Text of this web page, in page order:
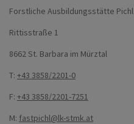
Forstliche Ausbildungsstätte Pichl
Rittisstraße 1
8662 St. Barbara im Mürztal
T: +43 3858/2201-0
F: +43 3858/2201-7251
M: fastpichl@lk-stmk.at